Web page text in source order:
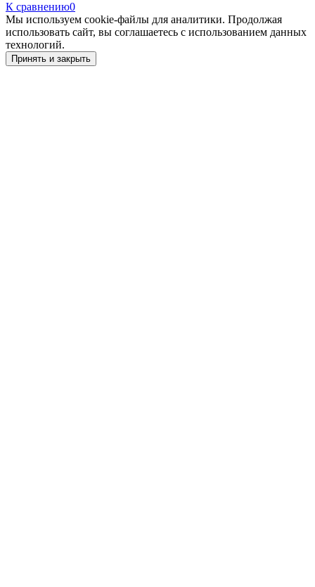
К сравнению0
Мы используем cookie-файлы для аналитики. Продолжая
использовать сайт, вы соглашаетесь с использованием данных
технологий.
Принять и закрыть